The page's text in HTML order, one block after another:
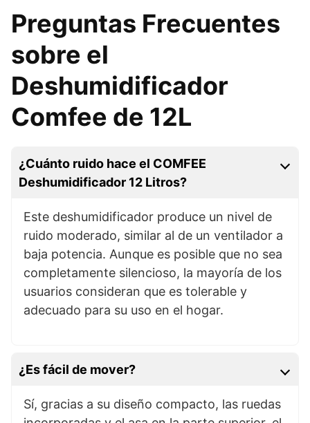
Preguntas Frecuentes
sobre el
Deshumidificador
Comfee de 12L
¿Cuánto ruido hace el COMFEE
Deshumidificador 12 Litros?
Este deshumidificador produce un nivel de
ruido moderado, similar al de un ventilador a
baja potencia. Aunque es posible que no sea
completamente silencioso, la mayoría de los
usuarios consideran que es tolerable y
adecuado para su uso en el hogar.
¿Es fácil de mover?
Sí, gracias a su diseño compacto, las ruedas